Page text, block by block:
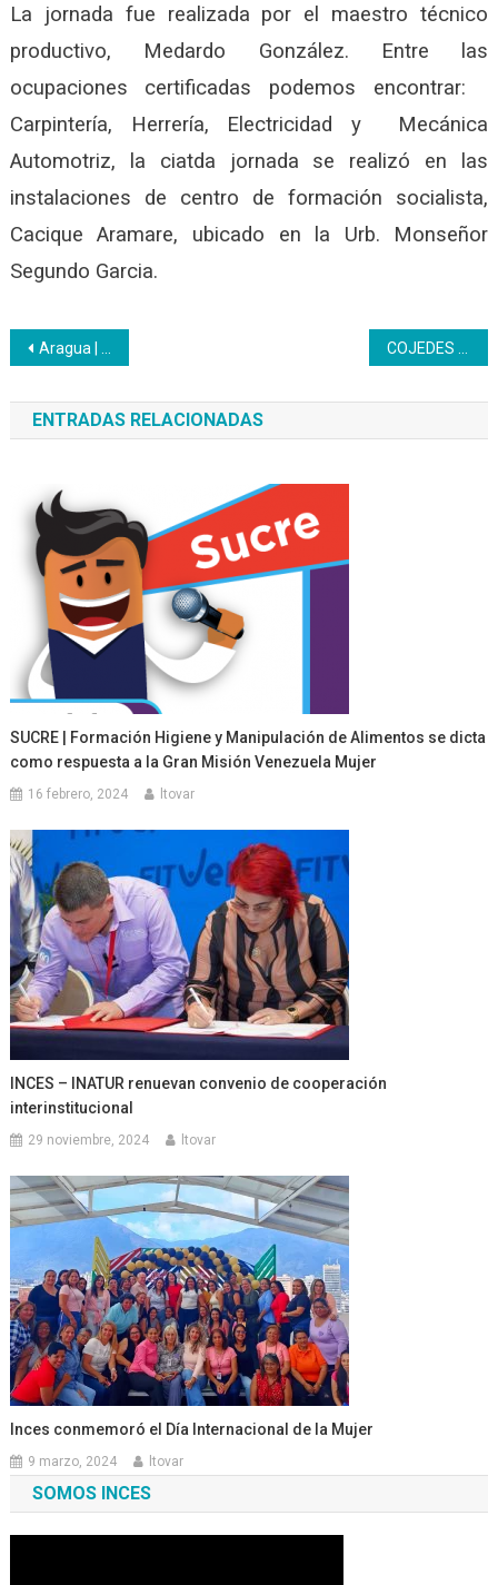
La jornada fue realizada por el maestro técnico
productivo, Medardo González. Entre las
ocupaciones certificadas podemos encontrar:
Carpintería, Herrería, Electricidad y Mecánica
Automotriz, la ciatda jornada se realizó en las
instalaciones de centro de formación socialista,
Cacique Aramare, ubicado en la Urb. Monseñor
Segundo Garcia.
Navegación
de
entradas
Aragua | Inces sostuvo reunión de jefes y jefas de Centro
ENTRADAS RELACIONADAS
SUCRE | Formación Higiene y Manipulación de Alimentos se dicta
como respuesta a la Gran Misión Venezuela Mujer
16 febrero, 2024 ltovar
INCES – INATUR renuevan convenio de cooperación
interinstitucional
29 noviembre, 2024 ltovar
Inces conmemoró el Día Internacional de la Mujer
9 marzo, 2024 ltovar
SOMOS INCES